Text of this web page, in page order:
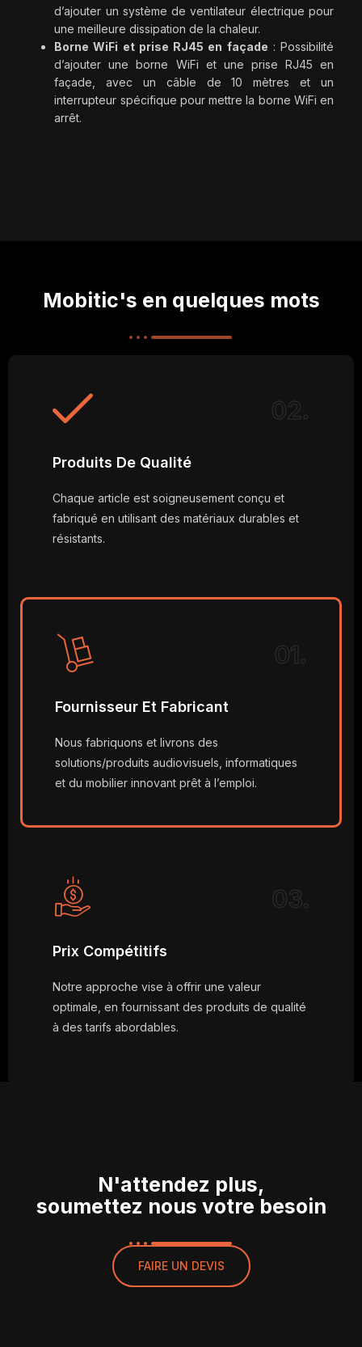
d’ajouter un système de ventilateur électrique pour
une meilleure dissipation de la chaleur.
Borne WiFi et prise RJ45 en façade : Possibilité
d’ajouter une borne WiFi et une prise RJ45 en
façade, avec un câble de 10 mètres et un
interrupteur spécifique pour mettre la borne WiFi en
arrêt.
Mobitic's en quelques mots
02.
Produits De Qualité
Chaque article est soigneusement conçu et
fabriqué en utilisant des matériaux durables et
résistants.
01.
Fournisseur Et Fabricant
Nous fabriquons et livrons des
solutions/produits audiovisuels, informatiques
et du mobilier innovant prêt à l’emploi.
03.
Prix Compétitifs
Notre approche vise à offrir une valeur
optimale, en fournissant des produits de qualité
à des tarifs abordables.
N'attendez plus,
soumettez nous votre besoin
FAIRE UN DEVIS